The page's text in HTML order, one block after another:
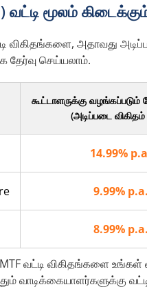
வட்டி மூலம்
அதாவது
தேர்வு செய்யலாம்.
கூட்டாளருக்கு
(அடிப்படை
14.99%
9.99% p.a.
8.99% p.a.
வட்டி விகிதங்களை உங்கள்
வாடிக்கையாளர்களுக்கு